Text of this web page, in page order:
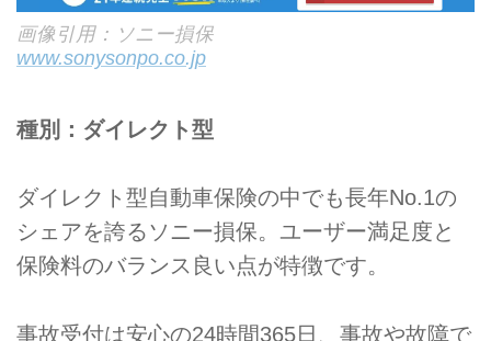
画像引用：ソニー損保
www.sonysonpo.co.jp
種別：ダイレクト型
ダイレクト型自動車保険の中でも長年No.1の
シェアを誇るソニー損保。ユーザー満足度と
保険料のバランス良い点が特徴です。
事故受付は安心の24時間365日、事故や故障で